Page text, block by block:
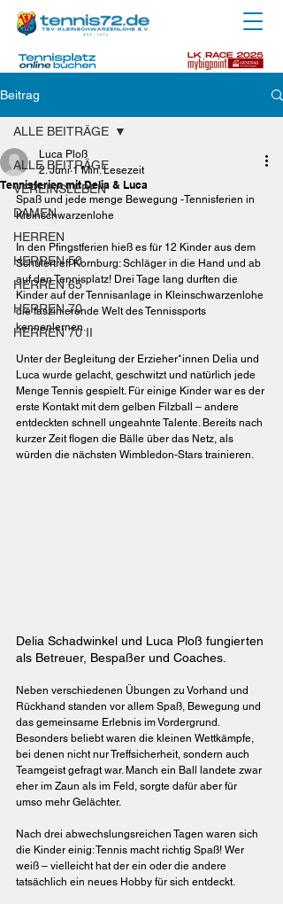
Beitrag
ALLE BEITRÄGE
VEREINSLEBEN
DAMEN
HERREN
HERREN 50
HERREN 65
HERREN 70
HERREN 70 II
ALLE BEITRÄGE
Tennisferien mit Delia & Luca
Luca Ploß
2. Juni 1 Min. Lesezeit
Spaß und jede menge Bewegung -Tennisferien in
Kleinschwarzenlohe
In den Pfingstferien hieß es für 12 Kinder aus dem
Schülertreff Kornburg: Schläger in die Hand und ab
auf den Tennisplatz! Drei Tage lang durften die
Kinder auf der Tennisanlage in Kleinschwarzenlohe
die faszinierende Welt des Tennissports
kennenlernen.
Unter der Begleitung der Erzieher*innen Delia und
Luca wurde gelacht, geschwitzt und natürlich jede
Menge Tennis gespielt. Für einige Kinder war es der
erste Kontakt mit dem gelben Filzball – andere
entdeckten schnell ungeahnte Talente. Bereits nach
kurzer Zeit flogen die Bälle über das Netz, als
würden die nächsten Wimbledon-Stars trainieren.
Delia Schadwinkel und Luca Ploß fungierten
als Betreuer, Bespaßer und Coaches.
Neben verschiedenen Übungen zu Vorhand und
Rückhand standen vor allem Spaß, Bewegung und
das gemeinsame Erlebnis im Vordergrund.
Besonders beliebt waren die kleinen Wettkämpfe,
bei denen nicht nur Treffsicherheit, sondern auch
Teamgeist gefragt war. Manch ein Ball landete zwar
eher im Zaun als im Feld, sorgte dafür aber für
umso mehr Gelächter.
Nach drei abwechslungsreichen Tagen waren sich
die Kinder einig: Tennis macht richtig Spaß! Wer
weiß – vielleicht hat der ein oder die andere
tatsächlich ein neues Hobby für sich entdeckt.